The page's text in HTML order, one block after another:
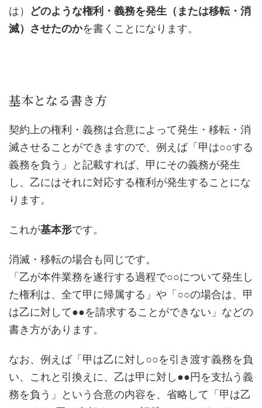
は）
どのような権利・義務を発生（または移転・消
滅）させたのかを書くことになります。
基本となる書き方
契約上の権利・義務は合意によって発生・移転・消
滅させることができますので、例えば「甲は○○する
義務を負う」と記載すれば、甲にその義務が発生
し、乙にはそれに対応する権利が発生することにな
ります。
これが基本形です。
消滅・移転の場合も同じです。
「乙が本件業務を遂行する過程で○○について発生し
た権利は、全て甲に帰属する」や「○○の場合は、甲
は乙に対して●●を請求することができない」などの
書き方があります。
なお、例えば「甲は乙に対し○○を引き渡す義務を負
い、これと引換えに、乙は甲に対し●●円を支払う義
務を負う」という合意の内容を、省略して「甲は乙